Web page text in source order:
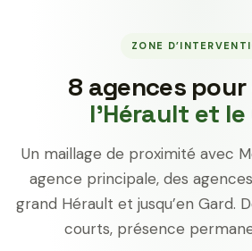
ZONE
8 agences
l’Hérault et le
Un maillage de proximité avec
agence principale, des
grand Hérault et jusqu’en Gard.
courts, présence